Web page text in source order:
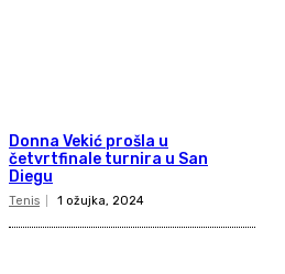
Donna Vekić prošla u
četvrtfinale turnira u San
Diegu
Tenis 1 ožujka, 2024